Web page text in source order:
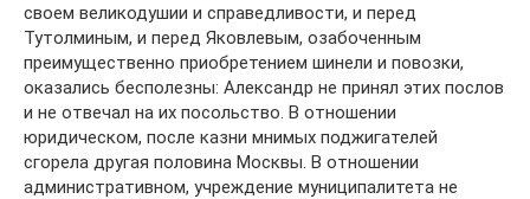
своем великодушии и справедливости, и перед
Тутолминым, и перед Яковлевым, озабоченным
преимущественно приобретением шинели и повозки,
оказались бесполезны: Александр не принял этих послов
и не отвечал на их посольство. В отношении
юридическом, после казни мнимых поджигателей
сгорела другая половина Москвы. В отношении
административном, учреждение муниципалитета не